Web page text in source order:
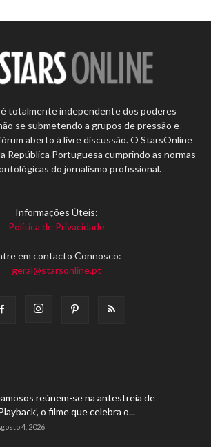
totalmente independente dos poderes
se submetendo a grupos de pressão e
aberto à livre discussão. O StarsOnline
República Portuguesa cumprindo as normas
do jornalismo profissional.
Informações Úteis:
Política de Privacidade
em contacto Connosco:
geral@starsonline.pt
reúnem-se na antestreia de
o filme que celebra o...
4, 2026